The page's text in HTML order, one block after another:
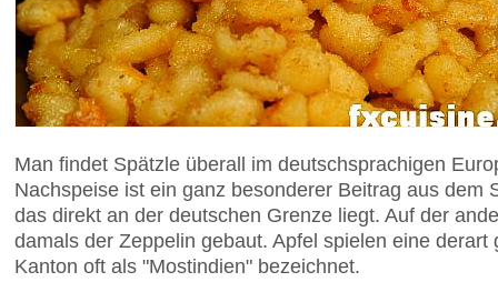
Man findet Spätzle überall im deutschsprachigen
Nachspeise ist ein ganz besonderer Beitrag aus dem
das direkt an der deutschen Grenze liegt. Auf der
damals der Zeppelin gebaut. Apfel spielen eine
Kanton oft als "Mostindien" bezeichnet.